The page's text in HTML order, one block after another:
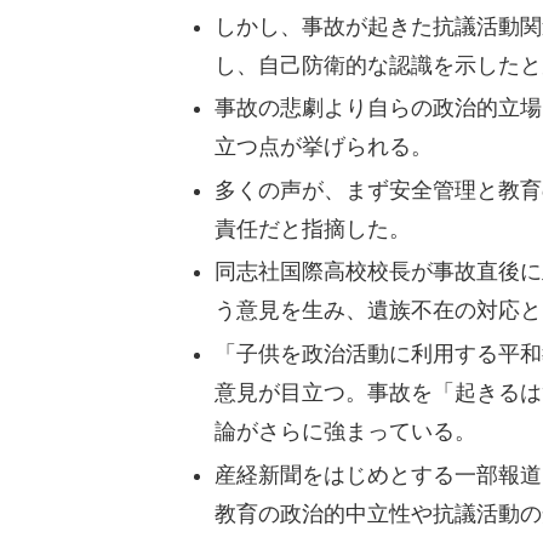
しかし、事故が起きた抗議活動
し、自己防衛的な認識を示した
事故の悲劇より自らの政治的立
立つ点が挙げられる。
多くの声が、まず安全管理と教
責任だと指摘した。
同志社国際高校校長が事故直後
う意見を生み、遺族不在の対応
「子供を政治活動に利用する平
意見が目立つ。事故を「起きる
論がさらに強まっている。
産経新聞をはじめとする一部報
教育の政治的中立性や抗議活動